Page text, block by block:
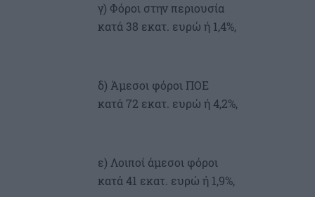
γ) Φόροι στην περιουσία
κατά 38 εκατ. ευρώ ή 1,4%,
δ) Άμεσοι φόροι ΠΟΕ
κατά 72 εκατ. ευρώ ή 4,2%,
ε) Λοιποί άμεσοι φόροι
κατά 41 εκατ. ευρώ ή 1,9%,